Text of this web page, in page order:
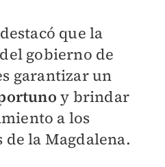
que la
gobierno de
garantizar un
y brindar
a los
la Magdalena.